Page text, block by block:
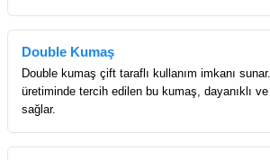
Double Kumaş
Double kumaş çift taraflı kullanım imkanı
üretiminde tercih edilen bu kumaş, dayanıklı
sağlar.